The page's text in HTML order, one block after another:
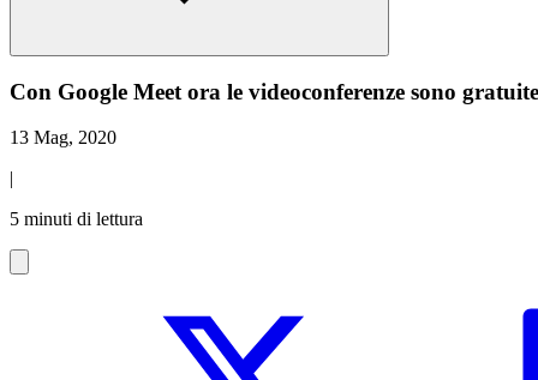
Con Google Meet ora le videoconferenze sono
13 Mag, 2020
|
5 minuti di lettura